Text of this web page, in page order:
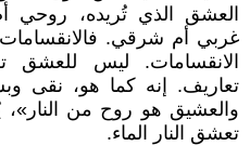
العشق الذي تُريده، روحي
غربي أم شرقي.
الانقسامات. ليس للعشق
تعاريف. إنه كما هو، نقى
والعشيق هو روح من النار»،
تعشق النار الماء.